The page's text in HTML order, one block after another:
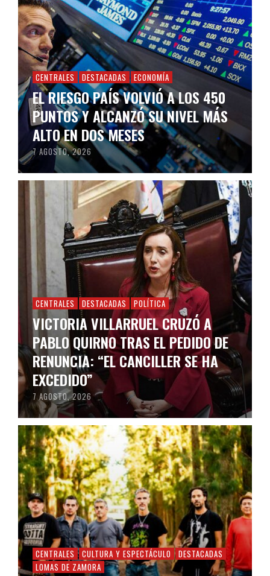
CENTRALES DESTACADAS ECONOMÍA
EL RIESGO PAÍS VOLVIÓ A LOS 450
PUNTOS Y ALCANZÓ SU NIVEL MÁS
ALTO EN DOS MESES
7 AGOSTO, 2026
CENTRALES DESTACADAS POLÍTICA
VICTORIA VILLARRUEL CRUZÓ A
PABLO QUIRNO TRAS EL PEDIDO DE
RENUNCIA: “EL CANCILLER SE HA
EXCEDIDO”
7 AGOSTO, 2026
CENTRALES CULTURA Y ESPECTÁCULO
DESTACADAS
LOMAS DE ZAMORA